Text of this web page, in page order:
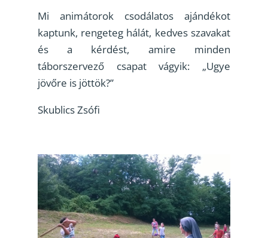
Mi animátorok csodálatos ajándékot
kaptunk, rengeteg hálát, kedves szavakat
és a kérdést, amire minden
táborszervező csapat vágyik: „Ugye
jövőre is jöttök?”
Skublics Zsófi